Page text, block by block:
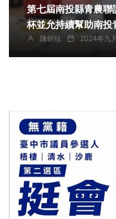
第七屆南投縣青農聯
杯並允持續幫助南投
陳朝枝 2024年九